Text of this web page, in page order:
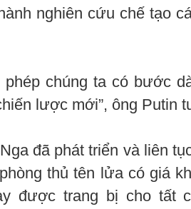
nghiên cứu chế tạo
phép chúng ta có bước
lược mới”, ông Putin
đã phát triển và liên
thủ tên lửa có giá
được trang bị cho tất